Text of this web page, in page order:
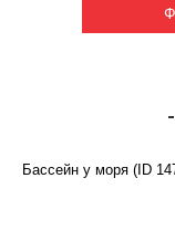
Еда и напитки
Бассейн у моря (ID